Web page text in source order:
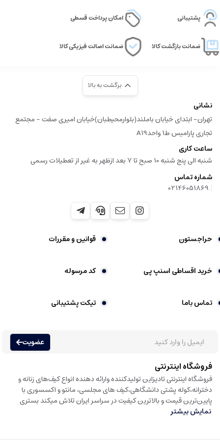
پشتیبانی امکان پرداخت قسطی
ضمانت بازگشت کالا ضمانت اصالت فیزیکی کالا
برگشت به بالا
نشانی
تهران- ابتدای خیابان باملند(بلوارمحیطبان)خیابان امیری صفت - مجتمع
تجاری پارامیس ط1 واحدA19
ساعت کاری
شنبه الی پنج شنبه 10 صبح تا 7 بعد ازظهر به غیر از تعطیلات رسمی
شماره تماس
|
02146051869
حراجستون قوانین و مقررات
خرید اقساطی اسنپ پی کد مرسوله
تماس باما تیکت پشتیبانی
عضویت
فروشگاه اینترنتی
فروشگاه اینترنتی تادیزاین تولیدکننده وارائه دهنده انواع کیف‌های زنانه و
دخترانه،کوله پشتی دانشگاهی،کیف های مجلسی، مانتو و اکسسوری با
پایین‌ترین قیمت و بالاترین کیفیت در سراسر ایران تلاش میکند بستری
نمایش بیشتر